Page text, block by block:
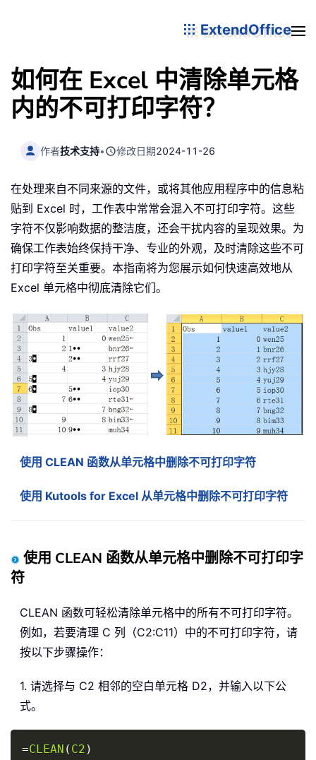
ExtendOffice
如何在 Excel 中清除单元格
内的不可打印字符？
作者技术支持• 修改日期2024-11-26
在处理来自不同来源的文件，或将其他应用程序中的信息粘
贴到 Excel 时，工作表中常常会混入不可打印字符。这些
字符不仅影响数据的整洁度，还会干扰内容的呈现效果。为
确保工作表始终保持干净、专业的外观，及时清除这些不可
打印字符至关重要。本指南将为您展示如何快速高效地从
Excel 单元格中彻底清除它们。
使用 CLEAN 函数从单元格中删除不可打印字符
使用 Kutools for Excel 从单元格中删除不可打印字符
使用 CLEAN 函数从单元格中删除不可打印字
符
CLEAN 函数可轻松清除单元格中的所有不可打印字符。
例如，若要清理 C 列（C2:C11）中的不可打印字符，请
按以下步骤操作：
1. 请选择与 C2 相邻的空白单元格 D2，并输入以下公
式。
=CLEAN ( C2 )